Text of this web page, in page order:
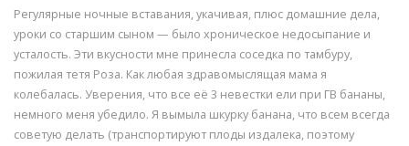
Регулярные ночные вставания, укачивая, плюс домашние дела,
уроки со старшим сыном — было хроническое недосыпание и
усталость. Эти вкусности мне принесла соседка по тамбуру,
пожилая тетя Роза. Как любая здравомыслящая мама я
колебалась. Уверения, что все её 3 невестки ели при ГВ бананы,
немного меня убедило. Я вымыла шкурку банана, что всем всегда
советую делать (транспортируют плоды издалека, поэтому